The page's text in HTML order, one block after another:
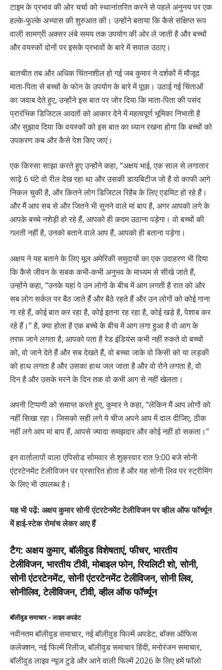
टाइम के प्रभाव की ओर चर्चा को स्थानांतरित करने से पहले अनुनय पर एक
हल्के-फुल्के अभ्यास की शुरुआत की। उन्होंने बताया कि कैसे संक्षिप्त रूप
वाली सामग्री अक्सर लंबे समय तक उपयोग की ओर ले जाती है और बच्चों
और वयस्कों दोनों पर इसके प्रभावों के बारे में सवाल उठाए।
बातचीत तब और अधिक चिंतनशील हो गई जब कुमार ने दर्शकों में मौजूद
माता-पिता से बच्चों के फोन के उपयोग के बारे में पूछा। उठाई गई चिंताओं
का जवाब देते हुए, उन्होंने इस बात पर जोर दिया कि माता-पिता की पसंद
प्रारंभिक डिजिटल आदतों को आकार देने में महत्वपूर्ण भूमिका निभाती है
और सुझाव दिया कि वयस्कों को इस बात का ध्यान रखना होगा कि बच्चों को
उपकरण कब और कैसे पेश किए जाएं।
एक किस्सा साझा करते हुए उन्होंने कहा, “अक्षय भाई, एक साल से लगातार
साढ़े 6 घंटे वो रील देख रहा था और उसकी डायबिटीज जो है वो काफी आगे
निकल चुकी है, और कितने लोग डिजिटल रिहैब के लिए एडमिट हो रहे हैं।
और मैं आप सब से और जितने भी सुनने वाले मां बाप है, अगर आपको लगे के
आपके बच्चे नशेड़ी हो रहे हैं, आपको ही कदम उठाना पड़ेगा। वो बच्चों की
गलती नहीं है, उनको बताने वाले आप हैं, आपको ही बताना पड़ेगा।
अक्षय ने यह बताने के लिए मूल अमेरिकी समुदायों का एक उदाहरण भी दिया
कि कैसे जीवन के सबक कभी-कभी अनुभव के माध्यम से सीखे जाते हैं,
उन्होंने कहा, “उनके यहां पे उन लोगों के बीच में आग लगती है रात को और
सब लोग सर्कल पर बैठ जाते हैं और बैठे रहते हैं और उन लोगों को कोई गाना
गा रहे हैं, कोई बात कर रहा है, कोई इतना रह रहा है, कोई खड़े है, पेशाब कर
रहे हैं।” है, क्या होता है एक बच्चे के बीच में आग लगा हुआ है वो आग के
तरफ जाने लगता है, आपको पता है रेड इंडियंस कभी नहीं रुकते वो बच्चों
को, वो जाने देते हैं और सब देखते हैं, वो बच्चा जाके वो किसी को या लड़की
को हाथ लगता है और उसका हाथ जल जाता है और वो रोने लगता है, वो
दिन है और उसके मरने के दिन तक वो कभी आग से नहीं खेलता।
अपनी टिप्पणी को समाप्त करते हुए, कुमार ने कहा, “लेकिन मैं आप लोगों को
नहीं सिखा रहा। जिसको सही लगे ये चीज अपने आप में दाल दीजिए, ठीक
नहीं लगे आप मां बाप हैं, आपसे ज्यादा समझदार और कोई नहीं हो सकता।”
इन वार्तालापों वाला एपिसोड सोमवार से शुक्रवार रात 9:00 बजे सोनी
एंटरटेनमेंट टेलीविजन पर प्रसारित होता है और यह सोनी लिव पर स्ट्रीमिंग
के लिए भी उपलब्ध है।
यह भी पढ़ें: अक्षय कुमार सोनी एंटरटेनमेंट टेलीविजन पर व्हील ऑफ फॉर्च्यून
में हाई-स्टेक रोमांच लेकर आए हैं
टैग:अक्षय कुमार, बॉलीवुड विशेषताएं, फीचर, भारतीय
टेलीविजन, भारतीय टीवी, मोबाइल फोन, रियलिटी शो, सोनी,
सोनी एंटरटेनमेंट, सोनी एंटरटेनमेंट टेलीविजन, सोनी लिव,
सोनीलिव, टेलीविजन, टीवी, व्हील ऑफ फॉर्च्यून
बॉलीवुड समाचार – लाइव अपडेट
नवीनतम बॉलीवुड समाचार, नई बॉलीवुड फिल्में अपडेट, बॉक्स ऑफिस
कलेक्शन, नई फिल्में रिलीज, बॉलीवुड समाचार हिंदी, मनोरंजन समाचार,
बॉलीवुड लाइव न्यूज टुडे और आने वाली फिल्में 2026 के लिए हमें फॉलो